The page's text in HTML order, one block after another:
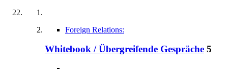
Foreign Relations:
Whitebook / Übergreifende Gespräche 5